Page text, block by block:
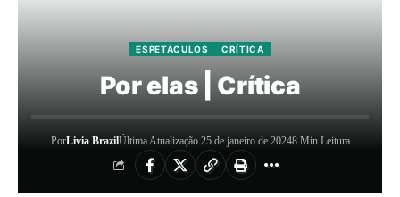
ESPETÁCULOS CRÍTICA
Por elas | Crítica
PorLivia BrazilÚltima Atualização 25 de janeiro de 20248 Min Leitura